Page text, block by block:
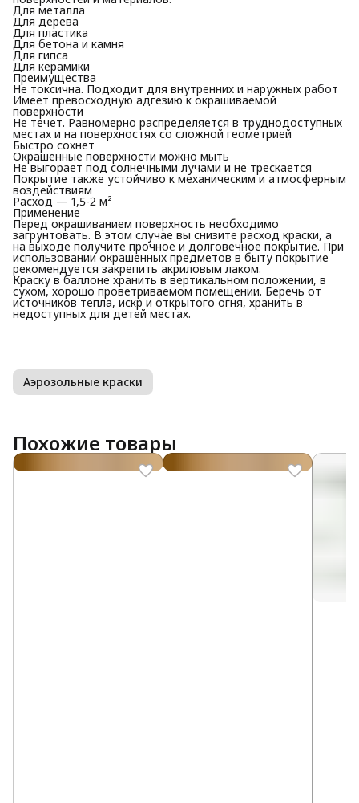
Для металла
Для дерева
Для пластика
Для бетона и камня
Для гипса
Для керамики
Преимущества
Не токсична. Подходит для внутренних и наружных работ
Имеет превосходную адгезию к окрашиваемой
поверхности
Не течет. Равномерно распределяется в труднодоступных
местах и на поверхностях со сложной геометрией
Быстро сохнет
Окрашенные поверхности можно мыть
Не выгорает под солнечными лучами и не трескается
Покрытие также устойчиво к механическим и атмосферным
воздействиям
Расход — 1,5-2 м²
Применение
Перед окрашиванием поверхность необходимо
загрунтовать. В этом случае вы снизите расход краски, а
на выходе получите прочное и долговечное покрытие. При
использовании окрашенных предметов в быту покрытие
рекомендуется закрепить акриловым лаком.
Краску в баллоне хранить в вертикальном положении, в
сухом, хорошо проветриваемом помещении. Беречь от
источников тепла, искр и открытого огня, хранить в
недоступных для детей местах.
Аэрозольные краски
Похожие товары